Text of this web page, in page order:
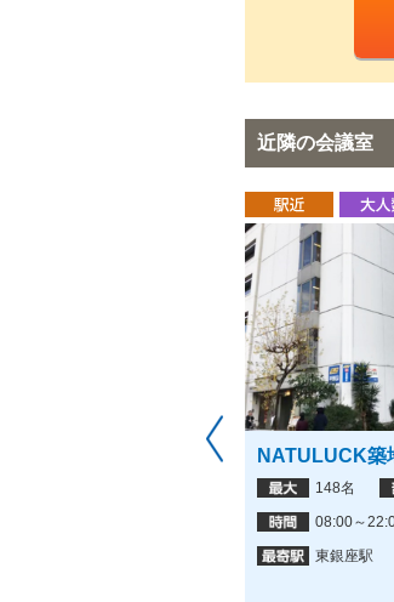
近隣の会議室
NATULUCK築
148名
08:00～
東銀座駅